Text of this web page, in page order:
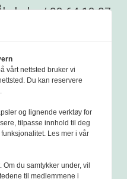
/ 93 64 13 07
på
redaksjonelt
etter
. Fagbladet
vårt nettsted bruker vi
Du kan reservere
og lignende verktøy for
tilpasse innhold til deg
Les mer i vår
du samtykker under, vil
til medlemmene i